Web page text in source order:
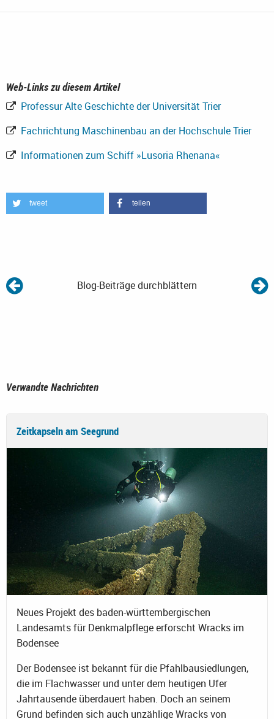
Web-Links zu diesem Artikel
Professur Alte Geschichte der Universität Trier
Fachrichtung Maschinenbau an der Hochschule Trier
Informationen zum Schiff »Lusoria Rhenana«
tweet teilen
Blog-Beiträge durchblättern
Verwandte Nachrichten
Zeitkapseln am Seegrund
Neues Projekt des baden-württembergischen
Landesamts für Denkmalpflege erforscht Wracks im
Bodensee
Der Bodensee ist bekannt für die Pfahlbausiedlungen,
die im Flachwasser und unter dem heutigen Ufer
Jahrtausende überdauert haben. Doch an seinem
Grund befinden sich auch unzählige Wracks von